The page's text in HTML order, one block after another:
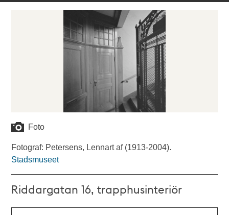
Foto
Fotograf: Petersens, Lennart af (1913-2004).
Stadsmuseet
Riddargatan 16, trapphusinteriör